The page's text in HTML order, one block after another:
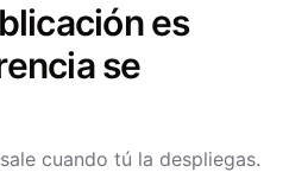
es
se
cuando tú la despliegas.